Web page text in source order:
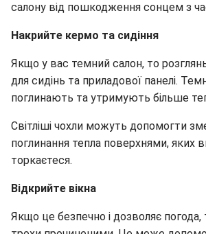
салону від пошкодження сонцем з
Накрийте кермо та сидіння
Якщо у вас темний салон, то
для сидінь та приладової панелі.
поглинають та утримують більше
Світліші чохли можуть допомогти
поглинання тепла поверхнями, яких
торкаєтеся.
Відкрийте вікна
Якщо це безпечно і дозволяє погода,